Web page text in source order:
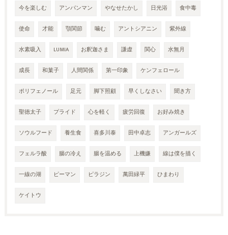
今を楽しむ アンパンマン やなせたかし 日光浴 食中毒
使命 才能 顎関節 噛む アントシアニン 紫外線
水素吸入 LUMIA お釈迦さま 謙虚 関心 水無月
成長 和菓子 人間関係 第一印象 ケンフェロール
ポリフェノール 足元 脚下照顧 早くしなさい 聞き方
聖徳太子 プライド 心を軽く 疲労回復 お好み焼き
ソウルフード 養生食 喜多川泰 田中卓志 アンガールズ
フェルラ酸 腸の冷え 腸を温める 上機嫌 線は僕を描く
一線の湖 ピーマン ピラジン 萬田緑平 ひまわり
ケイトウ